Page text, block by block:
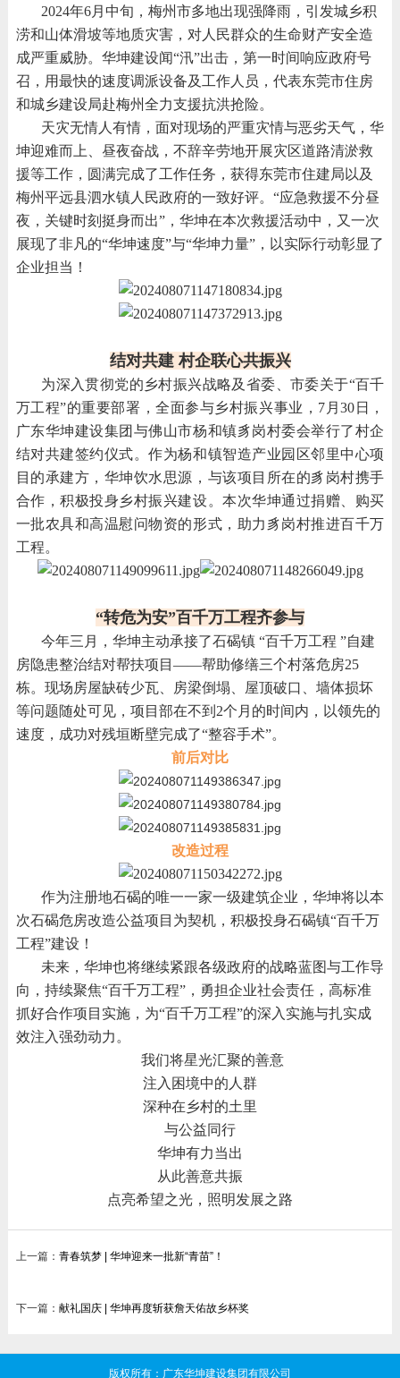
2024年6月中旬，梅州市多地出现强降雨，引发城乡积
涝和山体滑坡等地质灾害，对人民群众的生命财产安全造
成严重威胁。 华坤建设闻“汛”出击，第一时间响应政府号
召，用最快的速度调派设备及工作人员，代表东莞市住房
和城乡建设局赴梅州全力支援抗洪抢险。
天灾无情人有情，面对现场的严重灾情与恶劣天气，华
坤迎难而上、昼夜奋战，不辞辛劳地开展灾区道路清淤救
援等工作，圆满完成了工作任务，获得东莞市住建局以及
梅州平远县泗水镇人民政府的一致好评。 “应急救援不分昼
夜，关键时刻挺身而出”，华坤在本次救援活动中，又一次
展现了非凡的“华坤速度”与“华坤力量”，以实际行动彰显了
企业担当！
结对共建 村企联心共振兴
为深入贯彻党的乡村振兴战略及省委、市委关于“百千
万工程”的重要部署，全面参与乡村振兴事业，7月30日，
广东华坤建设集团与佛山市杨和镇豸岗村委会举行了村企
结对共建签约仪式。作为杨和镇智造产业园区邻里中心项
目的承建方，华坤饮水思源，与该项目所在的豸岗村携手
合作，积极投身乡村振兴建设。本次华坤通过捐赠、购买
一批农具和高温慰问物资的形式，助力豸岗村推进百千万
工程。
“转危为安”百千万工程齐参与
今年三月，华坤主动承接了石碣镇 “百千万工程 ”自建
房隐患整治结对帮扶项目——帮助修缮三个村落危房25
栋。现场房屋缺砖少瓦、房梁倒塌、屋顶破口、墙体损坏
等问题随处可见，项目部在不到2个月的时间内，以领先的
速度，成功对残垣断壁完成了“整容手术”。
前后对比
改造过程
作为注册地石碣的唯一一家一级建筑企业，华坤将以本
次石碣危房改造公益项目为契机，积极投身石碣镇“百千万
工程”建设！
未来，华坤也将继续紧跟各级政府的战略蓝图与工作导
向，持续聚焦“百千万工程”，勇担企业社会责任，高标准
抓好合作项目实施，为“百千万工程”的深入实施与扎实成
效注入强劲动力。
我们将星光汇聚的善意
注入困境中的人群
深种在乡村的土里
与公益同行
华坤有力当出
从此善意共振
点亮希望之光，照明发展之路
上一篇： 青春筑梦 | 华坤迎来一批新“青苗”！
下一篇： 献礼国庆 | 华坤再度斩获詹天佑故乡杯奖
版权所有：广东华坤建设集团有限公司